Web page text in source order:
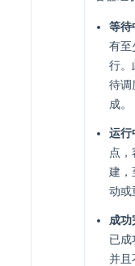
等待
有至
行。
待调
成。
运行
点，
建，
动或
成功
已成
并且